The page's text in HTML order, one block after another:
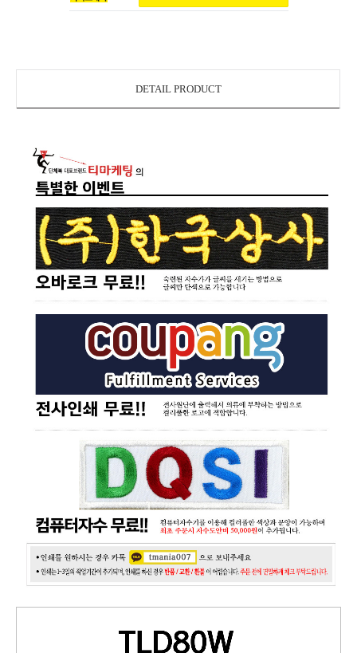
DETAIL PRODUCT